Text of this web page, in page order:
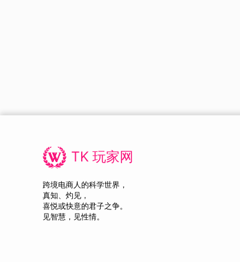
TK 玩家网
跨境电商人的科学世界，
真知、灼见，
喜悦或快意的君子之争。
见智慧，见性情。